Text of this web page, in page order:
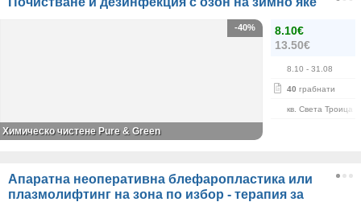
8.10€
13.50€
8.10 - 31.08
40 грабнати
кв. Света Троица
-40%
Химическо чистене Pure & Green
Апаратна неоперативна блефаропластика или
плазмолифтинг на зона по избор - терапия за